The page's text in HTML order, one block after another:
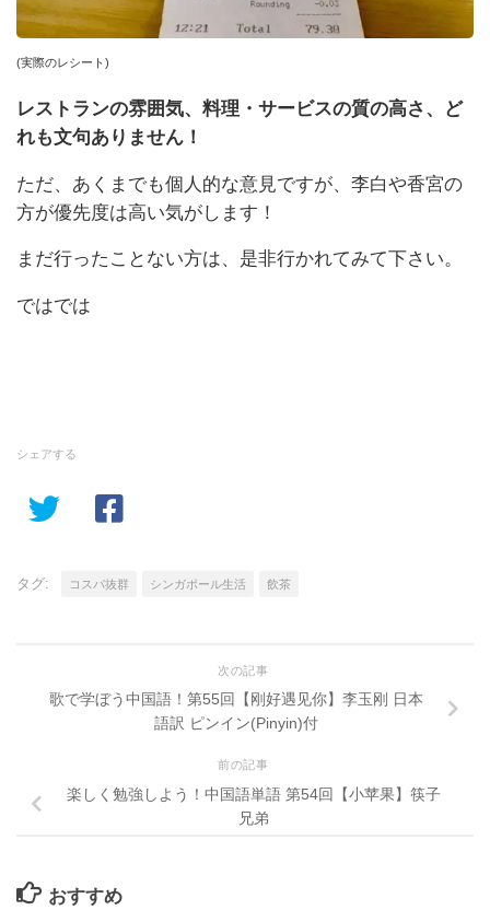
(実際のレシート)
レストランの雰囲気、料理・サービスの質の高さ、ど
れも文句ありません！
ただ、あくまでも個人的な意見ですが、李白や香宮の
方が優先度は高い気がします！
まだ行ったことない方は、是非行かれてみて下さい。
ではでは
シェアする
タグ: コスパ抜群 シンガポール生活 飲茶
次の記事
歌で学ぼう中国語！第55回【刚好遇见你】李玉刚 日本
語訳 ピンイン(Pinyin)付
前の記事
楽しく勉強しよう！中国語単語 第54回【小苹果】筷子
兄弟
おすすめ